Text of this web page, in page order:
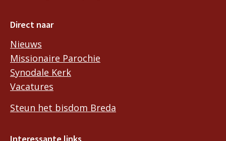
Direct naar
Nieuws
Missionaire Parochie
Synodale Kerk
Vacatures
Steun het bisdom Breda
Interessante links